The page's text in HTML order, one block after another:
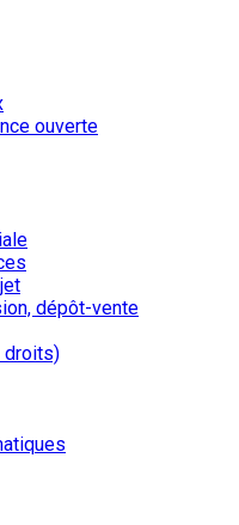
ouverte
dépôt-vente
droits)